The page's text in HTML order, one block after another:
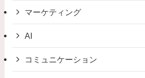
マーケティング
AI
コミュニケーション